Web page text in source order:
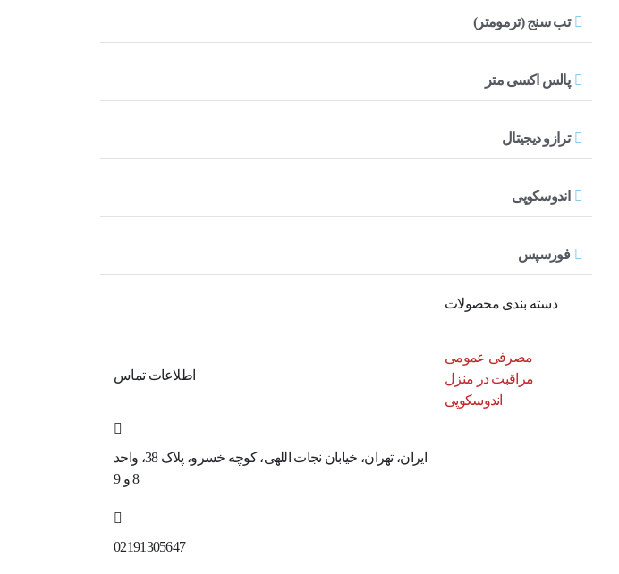
تب سنج (ترمومتر)
پالس اکسی متر
ترازو دیجیتال
اندوسکوپی
فورسپس
دسته بندی محصولات
مصرفی عمومی
مراقبت در منزل
اندوسکوپی
اطلاعات تماس
ایران، تهران، خیابان نجات اللهی، کوچه خسرو، پلاک 38، واحد
8 و 9
02191305647